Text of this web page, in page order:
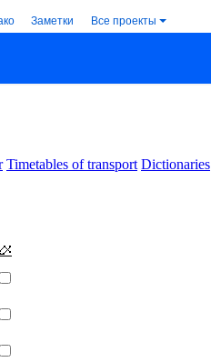
Заметки Все проекты
Timetables of transport Dictionaries